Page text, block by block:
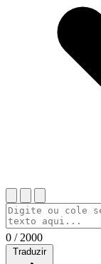
0 / 2000
Traduzir